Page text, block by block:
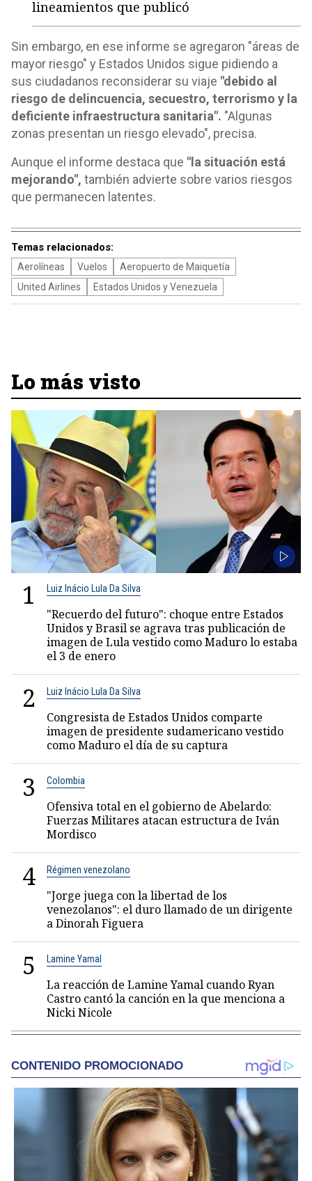
lineamientos que publicó
Sin embargo, en ese informe se agregaron "áreas de
mayor riesgo" y Estados Unidos sigue pidiendo a
sus ciudadanos reconsiderar su viaje "debido al
riesgo de delincuencia, secuestro, terrorismo y la
deficiente infraestructura sanitaria". "Algunas
zonas presentan un riesgo elevado", precisa.
Aunque el informe destaca que "la situación está
mejorando", también advierte sobre varios riesgos
que permanecen latentes.
Temas relacionados:
Aerolíneas Vuelos
Aeropuerto de Maiquetía
United Airlines
Estados Unidos y Venezuela
Lo más visto
1 Luiz Inácio Lula Da Silva
"Recuerdo del futuro": choque entre Estados
Unidos y Brasil se agrava tras publicación de
imagen de Lula vestido como Maduro lo estaba
el 3 de enero
2 Luiz Inácio Lula Da Silva
Congresista de Estados Unidos comparte
imagen de presidente sudamericano vestido
como Maduro el día de su captura
3 Colombia
Ofensiva total en el gobierno de Abelardo:
Fuerzas Militares atacan estructura de Iván
Mordisco
4 Régimen venezolano
"Jorge juega con la libertad de los
venezolanos": el duro llamado de un dirigente
a Dinorah Figuera
5 Lamine Yamal
La reacción de Lamine Yamal cuando Ryan
Castro cantó la canción en la que menciona a
Nicki Nicole